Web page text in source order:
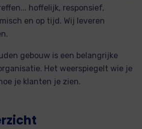
hoffelijk, responsief,
en op tijd. Wij leveren
gebouw is een belangrijke
Het weerspiegelt wie je
je klanten je zien.